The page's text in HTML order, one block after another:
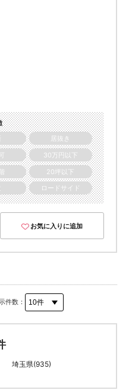
居抜き
30万円以下
20坪以下
ロードサイド
お気に入りに追加
件数：
埼玉県(935)